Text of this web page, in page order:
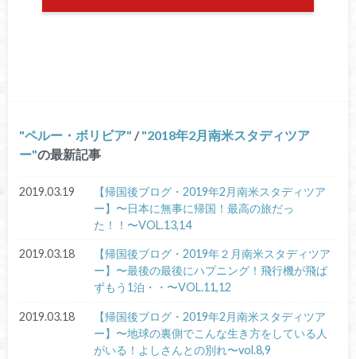
ペルー・ボリビア / 2018年2月南米スタディツア
ー の最新記事
2019.03.19
【帰国後ブログ・2019年2月南米スタディツア
ー】〜日本に無事に帰国！最高の旅だっ
た！！〜VOL.13,14
2019.03.18
【帰国後ブログ・2019年２月南米スタディツア
ー】〜最後の最後にハプニング！飛行機が飛ば
ずもう1泊・・〜VOL.11,12
2019.03.18
【帰国後ブログ・2019年2月南米スタディツア
ー】〜地球の裏側でこんな生き方をしている人
がいる！よしさんとの別れ〜vol.8,9